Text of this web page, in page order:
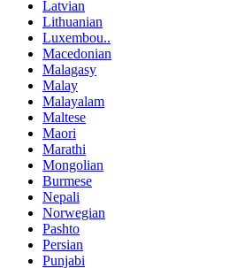
Latvian
Lithuanian
Luxembou..
Macedonian
Malagasy
Malay
Malayalam
Maltese
Maori
Marathi
Mongolian
Burmese
Nepali
Norwegian
Pashto
Persian
Punjabi